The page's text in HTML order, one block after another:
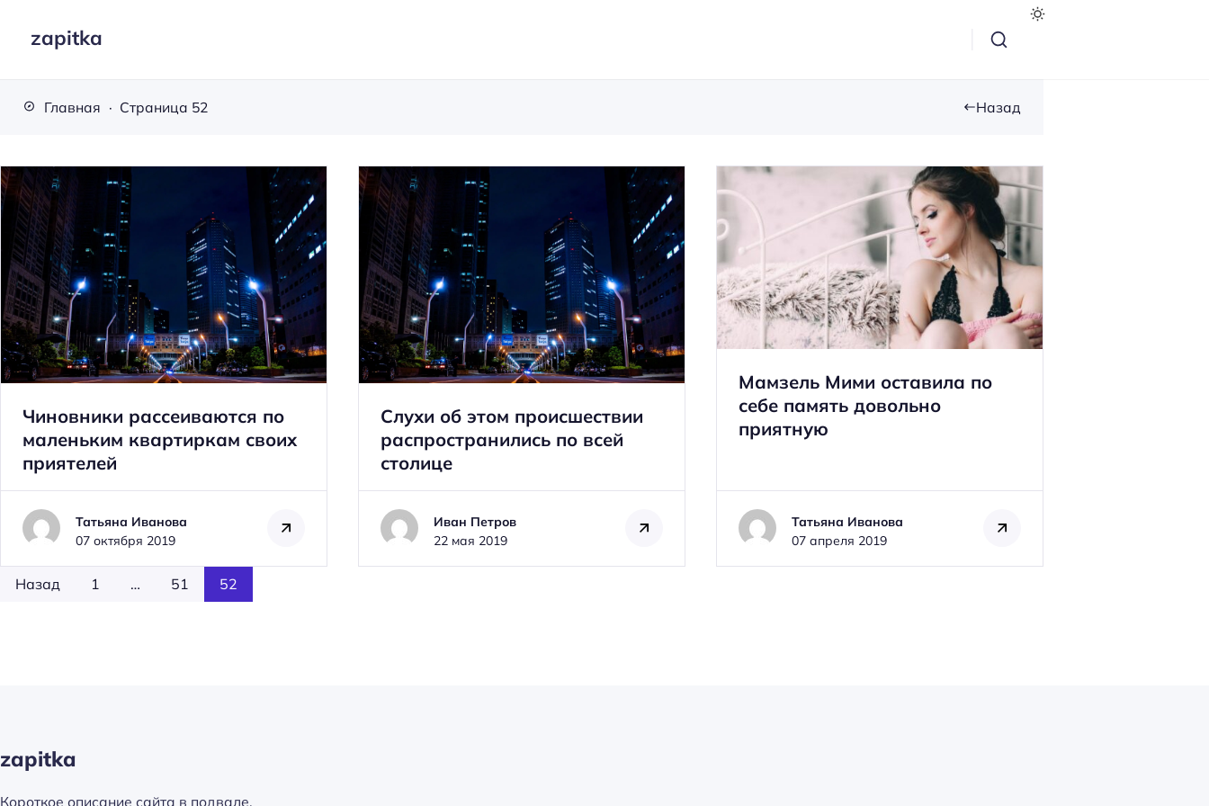
zapitka
Главная Страница 52 Назад
Чиновники рассеиваются по
маленьким квартиркам своих
приятелей
Татьяна Иванова
07 октября 2019
Слухи об этом происшествии
распространились по всей
столице
Иван Петров
22 мая 2019
Мамзель Мими оставила по
себе память довольно
приятную
Татьяна Иванова
07 апреля 2019
Назад 1 … 51 52
zapitka
Короткое описание сайта в подвале.